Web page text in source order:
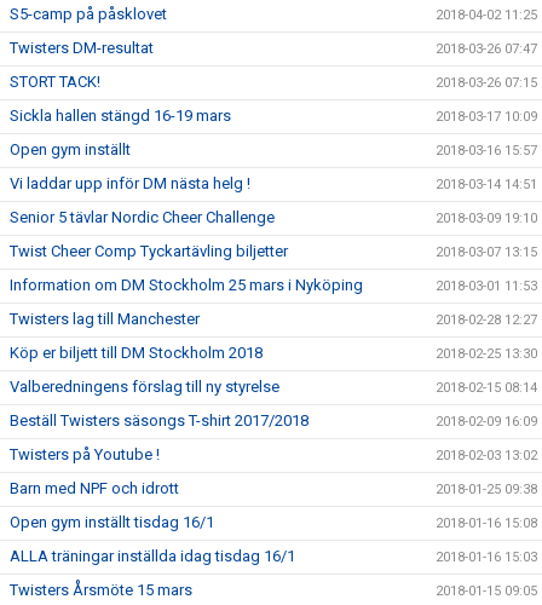
S5-camp på påsklovet 2018-04-02 11:25
Twisters DM-resultat 2018-03-26 07:47
STORT TACK! 2018-03-26 07:15
Sickla hallen stängd 16-19 mars 2018-03-17 10:09
Open gym inställt 2018-03-16 15:57
Vi laddar upp inför DM nästa helg ! 2018-03-14 14:51
Senior 5 tävlar Nordic Cheer Challenge 2018-03-09 19:10
Twist Cheer Comp Tyckartävling biljetter 2018-03-07 13:15
Information om DM Stockholm 25 mars i Nyköping 2018-03-01 11:53
Twisters lag till Manchester 2018-02-28 12:27
Köp er biljett till DM Stockholm 2018 2018-02-25 13:30
Valberedningens förslag till ny styrelse 2018-02-15 08:14
Beställ Twisters säsongs T-shirt 2017/2018 2018-02-09 16:09
Twisters på Youtube ! 2018-02-03 13:02
Barn med NPF och idrott 2018-01-25 09:38
Open gym inställt tisdag 16/1 2018-01-16 15:08
ALLA träningar inställda idag tisdag 16/1 2018-01-16 15:03
Twisters Årsmöte 15 mars 2018-01-15 09:05